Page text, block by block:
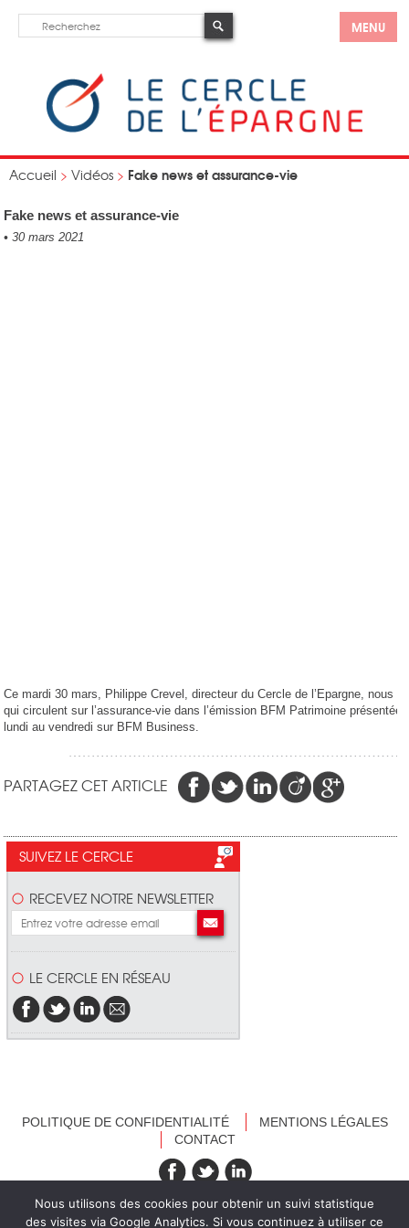
MENU
Accueil > Vidéos > Fake news et assurance-vie
Fake news et assurance-vie
• 30 mars 2021
Ce mardi 30 mars, Philippe Crevel, directeur du Cercle de l’Epargne, nous
qui circulent sur l’assurance-vie dans l’émission BFM Patrimoine
lundi au vendredi sur BFM Business.
PARTAGEZ CET ARTICLE
SUIVEZ LE CERCLE
RECEVEZ NOTRE NEWSLETTER
LE CERCLE EN RÉSEAU
POLITIQUE DE CONFIDENTIALITÉ
MENTIONS LÉGALES
CONTACT
recevez nos newsletters
Nous utilisons des cookies pour obtenir un suivi statistique
des visites via Google Analytics. Si vous continuez à utiliser ce